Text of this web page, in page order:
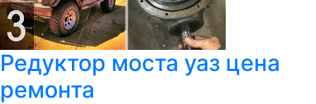
Редуктор моста уаз цена
ремонта